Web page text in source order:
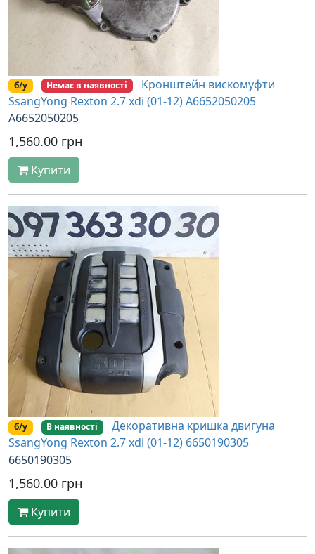
б/у Немає в наявності
Кронштейн вискомуфти
SsangYong Rexton 2.7 xdi (01-12) A6652050205
A6652050205
1,560.00 грн
Купити
б/у В наявності
Декоративна кришка двигуна
SsangYong Rexton 2.7 xdi (01-12) 6650190305
6650190305
1,560.00 грн
Купити